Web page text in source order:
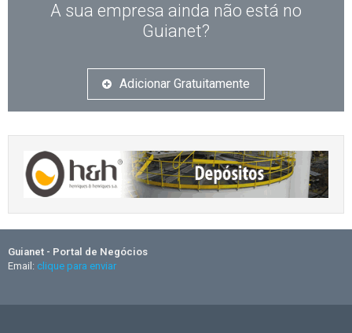
A sua empresa ainda não está no
Guianet?
Adicionar Gratuitamente
Guianet - Portal de Negócios
Email: clique para enviar